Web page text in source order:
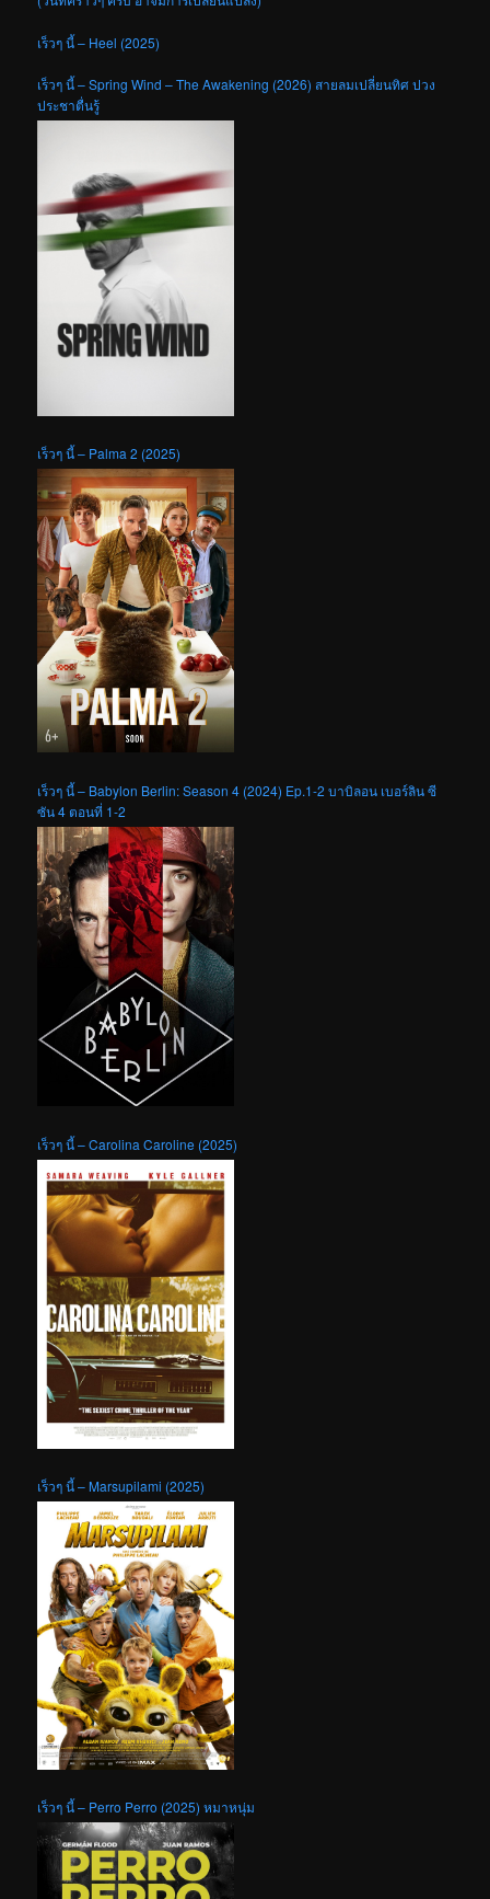
เร็วๆ นี้ – Heel (2025)
เร็วๆ นี้ – Spring Wind – The Awakening (2026) สายลมเปลี่ยนทิศ ปวง
ประชาตื่นรู้
เร็วๆ นี้ – Palma 2 (2025)
เร็วๆ นี้ – Babylon Berlin: Season 4 (2024) Ep.1-2 บาบิลอน เบอร์ลิน ซี
ซัน 4 ตอนที่ 1-2
เร็วๆ นี้ – Carolina Caroline (2025)
เร็วๆ นี้ – Marsupilami (2025)
เร็วๆ นี้ – Perro Perro (2025) หมาหนุ่ม